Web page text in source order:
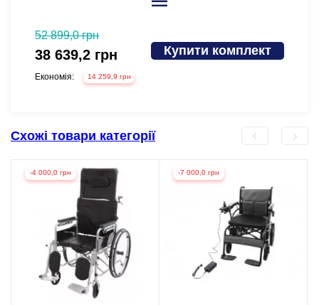
52 899,0 грн
38 639,2 грн
Економія: 14 259,9 грн
Купити комплект
Схожі товари категорії
-4 000,0 грн -7 000,0 грн